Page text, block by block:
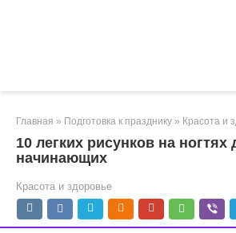
Главная » Подготовка к празднику » Красота и
10 легких рисунков на ногтях
начинающих
Красота и здоровье